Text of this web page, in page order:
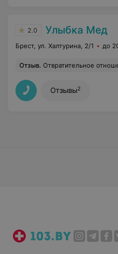
2.0 Улыбка Мед
Брест, ул. Халтурина, 2/1 до
Отзыв. Отвратительное отношение к пациентам!!! Чтобы сделать снимок,пришлось ожидать 15 мин,пока
Отзывы2